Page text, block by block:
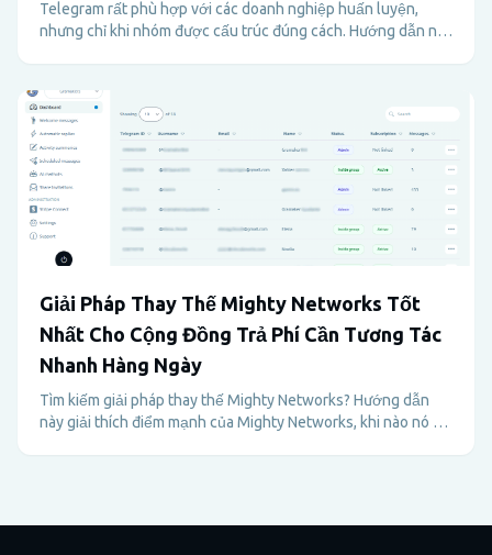
Telegram rất phù hợp với các doanh nghiệp huấn luyện,
nhưng chỉ khi nhóm được cấu trúc đúng cách. Hướng dẫn này
khách hàng mà không gây quá tải cho quản trị viên.
Giải Pháp Thay Thế Mighty Networks Tốt
Nhất Cho Cộng Đồng Trả Phí Cần Tương Tác
Nhanh Hàng Ngày
Tìm kiếm giải pháp thay thế Mighty Networks? Hướng dẫn
này giải thích điểm mạnh của Mighty Networks, khi nào nó có